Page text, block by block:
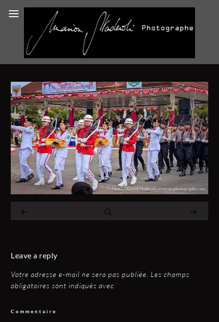
Leave a reply
Votre adresse e-mail ne sera pas publiée. Les champs
obligatoires sont indiqués avec *
Commentaire *